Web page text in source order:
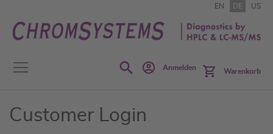
Inhalt
springen
EN DE US
SearchAnmelden Warenkorb
Customer Login